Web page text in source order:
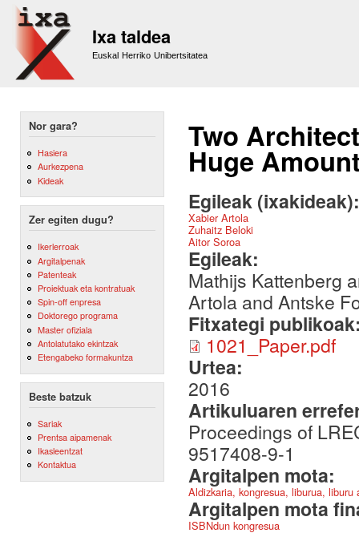
Ixa taldea
Euskal Herriko Unibertsitatea
Nor gara?
Hasiera
Aurkezpena
Kideak
Zer egiten dugu?
Ikerlerroak
Argitalpenak
Patenteak
Proiektuak eta kontratuak
Spin-off enpresa
Doktorego programa
Master ofiziala
Antolatutako ekintzak
Etengabeko formakuntza
Beste batzuk
Sariak
Prentsa aipamenak
Ikasleentzat
Kontaktua
Two
Huge
Egileak
Xabier Artola
Zuhaitz Beloki
Aitor Soroa
Egileak:
Mathijs Kattenberg
Artola and Antske
Fitxategi
1021_Paper.pdf
Urtea:
2016
Artikuluaren
Proceedings of
9517408-9-1
Argitalpen mota:
Aldizkaria, kongresua, liburua,
Argitalpen mota
ISBNdun kongresua